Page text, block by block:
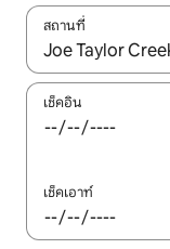
สถานที่
ใช้ลูกศรขึ้นลง หรื
เช็คอิน
เช็คเอาท์